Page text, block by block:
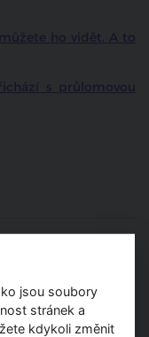
ho vidět. A to
s průlomovou
přichází slovenská
společnost VI
Představí se
Velvaria
jsou soubory
stránek a
kdykoli změnit